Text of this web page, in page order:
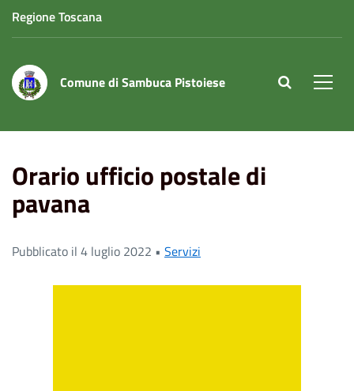
Regione Toscana
Comune di Sambuca Pistoiese site.searc
Orario ufficio postale di
pavana
Pubblicato il 4 luglio 2022 • Servizi